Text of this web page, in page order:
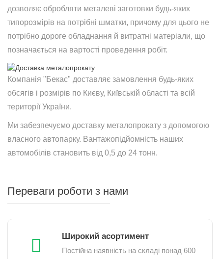
дозволяє обробляти металеві заготовки будь-яких
типорозмірів на потрібні шматки, причому для цього не
потрібно дороге обладнання й витратні матеріали, що
позначається на вартості проведення робіт.
Компанія "Бекас" доставляє замовлення будь-яких
обсягів і розмірів по Києву, Київській області та всій
території України.
Ми забезпечуємо доставку металопрокату з допомогою
власного автопарку. Вантажопідйомність наших
автомобілів становить від 0,5 до 24 тонн.
Переваги роботи з нами
Широкий асортимент
Постійна наявність на складі понад 600